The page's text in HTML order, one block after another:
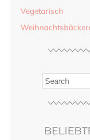
Vegetarisch